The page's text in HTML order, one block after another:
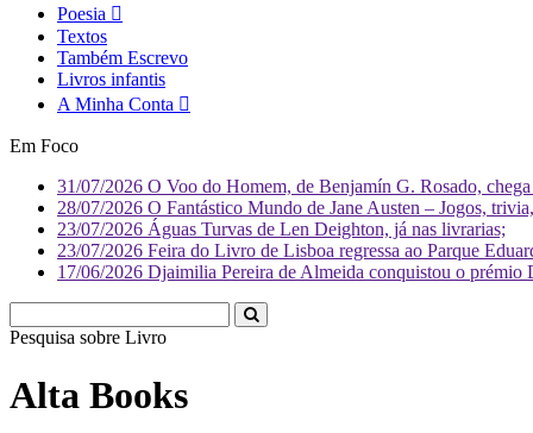
Poesia
Textos
Também Escrevo
Livros infantis
A Minha Conta
Em Foco
31/07/2026 O Voo do Homem, de Benjamín G. Rosado,
28/07/2026 O Fantástico Mundo de Jane Austen – Jogos,
23/07/2026 Águas Turvas de Len Deighton, já nas livrarias;
23/07/2026 Feira do Livro de Lisboa regressa ao Parque
17/06/2026 Djaimilia Pereira de Almeida conquistou o
Pesquisa sobre Liv
Alta Books